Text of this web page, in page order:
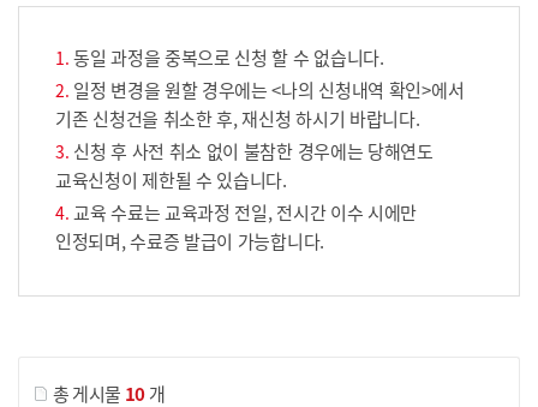
동일 과정을 중복으로 신청 할 수 없습니다.
일정 변경을 원할 경우에는 <나의 신청내역 확인>에서
기존 신청건을 취소한 후, 재신청 하시기 바랍니다.
신청 후 사전 취소 없이 불참한 경우에는 당해연도
교육신청이 제한될 수 있습니다.
교육 수료는 교육과정 전일, 전시간 이수 시에만
인정되며, 수료증 발급이 가능합니다.
총 게시물 10개